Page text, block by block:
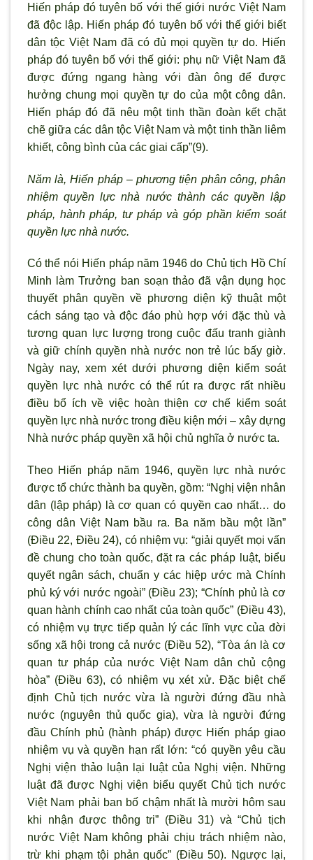
Hiến pháp đó tuyên bố với thế giới nước Việt Nam
đã độc lập. Hiến pháp đó tuyên bố với thế giới biết
dân tộc Việt Nam đã có đủ mọi quyền tự do. Hiến
pháp đó tuyên bố với thế giới: phụ nữ Việt Nam đã
được đứng ngang hàng với đàn ông để được
hưởng chung mọi quyền tự do của một công dân.
Hiến pháp đó đã nêu một tinh thần đoàn kết chặt
chẽ giữa các dân tộc Việt Nam và một tinh thần liêm
khiết, công bình của các giai cấp”(9).
Năm là, Hiến pháp – phương tiện phân công, phân
nhiệm quyền lực nhà nước thành các quyền lập
pháp, hành pháp, tư pháp và góp phần kiểm soát
quyền lực nhà nước.
Có thể nói Hiến pháp năm 1946 do Chủ tịch Hồ Chí
Minh làm Trưởng ban soạn thảo đã vận dụng học
thuyết phân quyền về phương diện kỹ thuật một
cách sáng tạo và độc đáo phù hợp với đặc thù và
tương quan lực lượng trong cuộc đấu tranh giành
và giữ chính quyền nhà nước non trẻ lúc bấy giờ.
Ngày nay, xem xét dưới phương diện kiểm soát
quyền lực nhà nước có thể rút ra được rất nhiều
điều bổ ích về việc hoàn thiện cơ chế kiểm soát
quyền lực nhà nước trong điều kiện mới – xây dựng
Nhà nước pháp quyền xã hội chủ nghĩa ở nước ta.
Theo Hiến pháp năm 1946, quyền lực nhà nước
được tổ chức thành ba quyền, gồm: “Nghị viện nhân
dân (lập pháp) là cơ quan có quyền cao nhất… do
công dân Việt Nam bầu ra. Ba năm bầu một lần”
(Điều 22, Điều 24), có nhiệm vụ: “giải quyết mọi vấn
đề chung cho toàn quốc, đặt ra các pháp luật, biểu
quyết ngân sách, chuẩn y các hiệp ước mà Chính
phủ ký với nước ngoài” (Điều 23); “Chính phủ là cơ
quan hành chính cao nhất của toàn quốc” (Điều 43),
có nhiệm vụ trực tiếp quản lý các lĩnh vực của đời
sống xã hội trong cả nước (Điều 52), “Tòa án là cơ
quan tư pháp của nước Việt Nam dân chủ cộng
hòa” (Điều 63), có nhiệm vụ xét xử. Đặc biệt chế
định Chủ tịch nước vừa là người đứng đầu nhà
nước (nguyên thủ quốc gia), vừa là người đứng
đầu Chính phủ (hành pháp) được Hiến pháp giao
nhiệm vụ và quyền hạn rất lớn: “có quyền yêu cầu
Nghị viện thảo luận lại luật của Nghị viện. Những
luật đã được Nghị viện biểu quyết Chủ tịch nước
Việt Nam phải ban bố chậm nhất là mười hôm sau
khi nhận được thông tri” (Điều 31) và “Chủ tịch
nước Việt Nam không phải chịu trách nhiệm nào,
trừ khi phạm tội phản quốc” (Điều 50). Ngược lại,